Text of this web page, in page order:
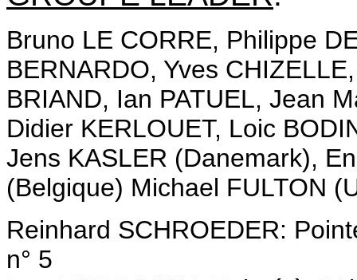
Bruno LE CORRE, Philippe
BERNARDO, Yves
BRIAND, Ian PATUEL, Jean
Didier KERLOUET, Loic
Jens KASLER (Danemark),
(Belgique) Michael FULTON
Reinhard SCHROEDER:
n° 5